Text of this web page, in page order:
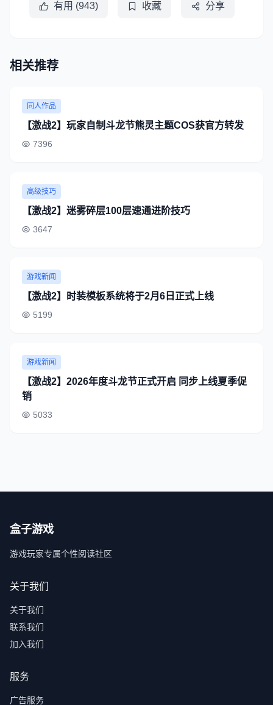
有用 (943) 收藏 分享
相关推荐
同人作品
【激战2】玩家自制斗龙节熊灵主题COS获官方转发
7396
高级技巧
【激战2】迷雾碎层100层速通进阶技巧
3647
游戏新闻
【激战2】时装模板系统将于2月6日正式上线
5199
游戏新闻
【激战2】2026年度斗龙节正式开启 同步上线夏季促
销
5033
盒子游戏
游戏玩家专属个性阅读社区
关于我们
关于我们
联系我们
加入我们
服务
广告服务